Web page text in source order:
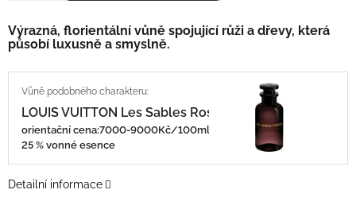
Výrazná, florientální vůně spojující růži a dřevy, která
působí luxusně a smyslně.
LOUIS VUITTON Les Sables Roses
orientační cena:7000-9000Kč/100ml
25 % vonné esence
Detailní informace